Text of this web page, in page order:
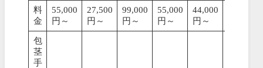
料
金
55,000
円～
27,500
円～
99,000
円～
55,000
円～
44,000
円～
包
茎
手